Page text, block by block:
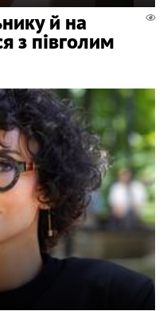
й на
з півголим